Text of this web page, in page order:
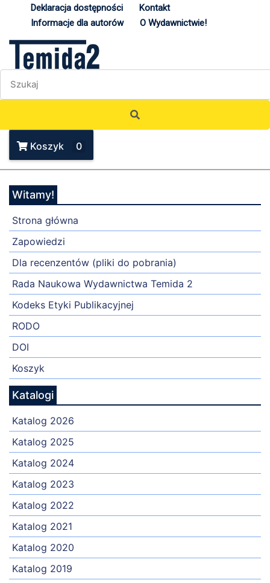
Deklaracja dostępności
Kontakt
Informacje dla autorów
O Wydawnictwie!
Koszyk 0
Witamy!
Strona główna
Zapowiedzi
Dla recenzentów (pliki do pobrania)
Rada Naukowa Wydawnictwa Temida 2
Kodeks Etyki Publikacyjnej
RODO
DOI
Koszyk
Katalogi
Katalog 2026
Katalog 2025
Katalog 2024
Katalog 2023
Katalog 2022
Katalog 2021
Katalog 2020
Katalog 2019